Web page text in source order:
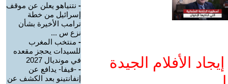
الأفلام الجيدة
- نتنياهو يعلن عن موقف
إسرائيل من خطة
ترامب الأخيرة بشأن
نزع س ...
- منتخب المغرب
للسيدات يحجز مقعده
في مونديال 2027
- -فيفا- يدافع عن
إنفانتينو بعد الكشف عن